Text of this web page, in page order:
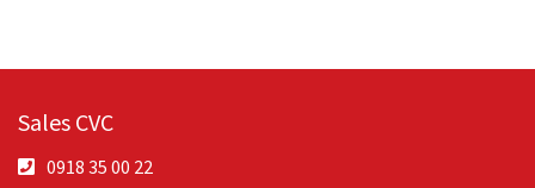
Sales CVC
0918 35 00 22